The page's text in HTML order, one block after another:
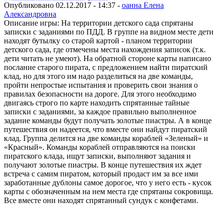
Опубликовано 02.12.2017 - 14:37 - оанна Елена
Александровна
Описание игры: На территории детского сада спрятаны
записки с заданиями по ПДД. В группе на видном месте дети
находят бутылку со старой картой - планом территории
детского сада, где отмечены места нахождения записок (т.к.
дети читать не умеют). На обратной стороне карты написано
послание старого пирата, с предложением найти пиратский
клад, но для этого им надо разделиться на две команды,
пройти непростые испытания и проверить свои знания о
правилах безопасности на дороге. Для этого необходимо
двигаясь строго по карте находить спрятанные тайные
записки с заданиями, за каждое правильно выполненное
задание команды будут получать золотые пиастры. А в конце
путешествия он надеется, что вместе они найдут пиратский
клад. Группа делится на две команды кораблей «Зеленый» и
«Красный». Команды кораблей отправляются на поиски
пиратского клада, ищут записки, выполняют задания и
получают золотые пиастры. В конце путешествия их ждет
встреча с самим пиратом, который продаст им за все ими
заработанные дублоны самое дорогое, что у него есть - кусок
карты с обозначенным на нем места где спрятаны сокровища.
Все вместе они находят спрятанный сундук с конфетами.